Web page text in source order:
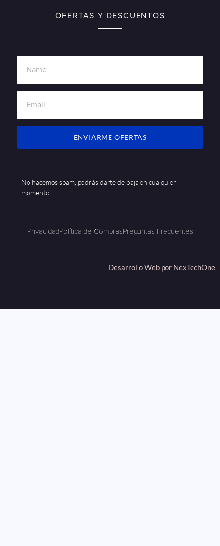
OFERTAS Y DESCUENTOS
ENVIARME OFERTAS
No hacemos spam, podrás darte de baja en cualquier
momento
PrivacidadPolítica de ComprasPreguntas Frecuentes
Desarrollo Web por NexTechOne